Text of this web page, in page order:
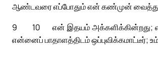
ஆண்டவரை எப்போதும் என் கண்முன்
9
என் இதயம் அக்களிக்கின்றது; என்
10
என்னைப் பாதாளத்திடம் ஒப்புவிக்கமாட்டீர்;